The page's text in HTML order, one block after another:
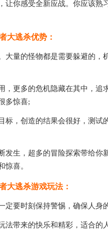
让你感受全新应战。你应该熟
大逃杀优势：
大量的怪物都是需要躲避的，
，更多的危机隐藏在其中，追
多惊喜;
标，创造的结果会很好，测试
发生，超多的冒险探索带给你
惊喜。
大逃杀游戏玩法：
定要时刻保持警惕，确保人身
法带来的快乐和精彩，适合的